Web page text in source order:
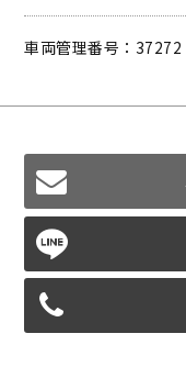
車両管理番号：37272